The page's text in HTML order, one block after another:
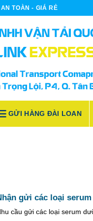
TOÀN - GIÁ RẺ
GỬI HÀNG ĐÀI LOAN
gửi các loại
cầu gửi các loại serum